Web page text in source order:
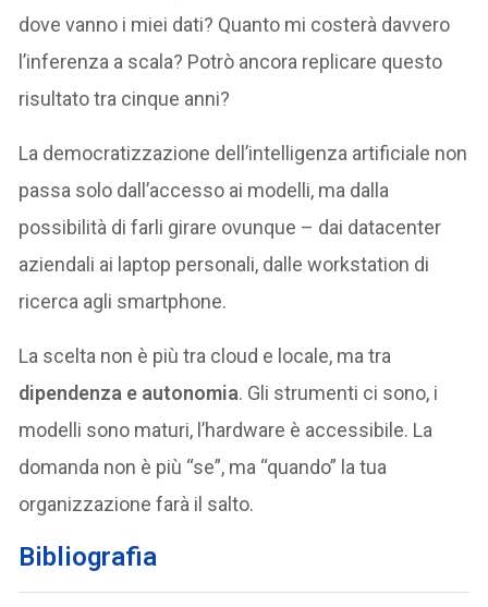
dove vanno i miei dati? Quanto mi costerà davvero
l’inferenza a scala? Potrò ancora replicare questo
risultato tra cinque anni?
La democratizzazione dell’intelligenza artificiale non
passa solo dall’accesso ai modelli, ma dalla
possibilità di farli girare ovunque – dai datacenter
aziendali ai laptop personali, dalle workstation di
ricerca agli smartphone.
La scelta non è più tra cloud e locale, ma tra
dipendenza e autonomia. Gli strumenti ci sono, i
modelli sono maturi, l’hardware è accessibile. La
domanda non è più “se”, ma “quando” la tua
organizzazione farà il salto.
Bibliografia